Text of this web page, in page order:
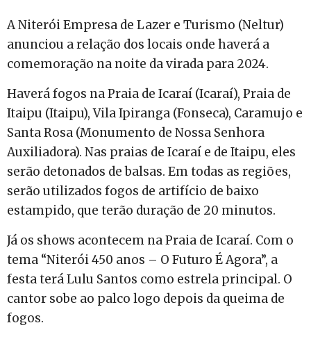
A Niterói Empresa de Lazer e Turismo (Neltur)
anunciou a relação dos locais onde haverá a
comemoração na noite da virada para 2024.
Haverá fogos na Praia de Icaraí (Icaraí), Praia de
Itaipu (Itaipu), Vila Ipiranga (Fonseca), Caramujo e
Santa Rosa (Monumento de Nossa Senhora
Auxiliadora). Nas praias de Icaraí e de Itaipu, eles
serão detonados de balsas. Em todas as regiões,
serão utilizados fogos de artifício de baixo
estampido, que terão duração de 20 minutos.
Já os shows acontecem na Praia de Icaraí. Com o
tema “Niterói 450 anos – O Futuro É Agora”, a
festa terá Lulu Santos como estrela principal. O
cantor sobe ao palco logo depois da queima de
fogos.